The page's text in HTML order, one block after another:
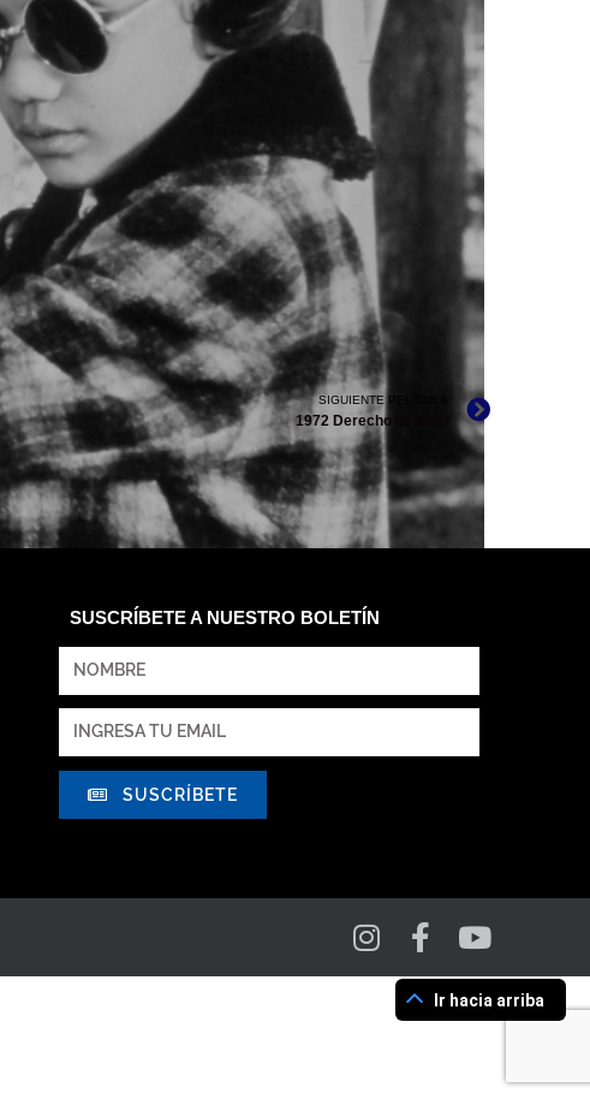
SIGUIENTE PELÍCULA
1972 Derecho de asilo
SUSCRÍBETE A NUESTRO BOLETÍN
SUSCRÍBETE